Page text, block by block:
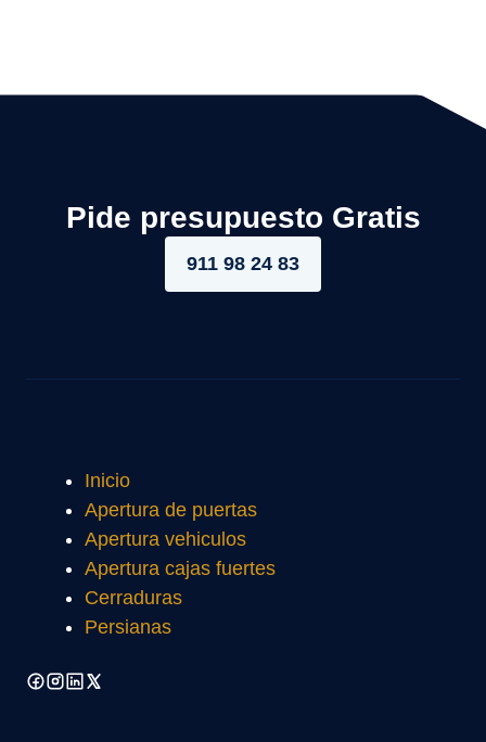
Pide presupuesto Gratis
911 98 24 83
Inicio
Apertura de puertas
Apertura vehiculos
Apertura cajas fuertes
Cerraduras
Persianas